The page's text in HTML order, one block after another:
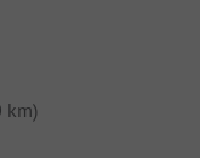
km)